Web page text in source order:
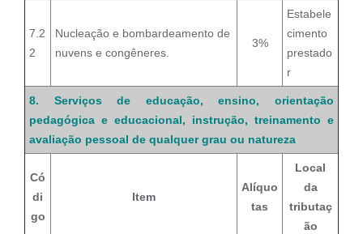
7.2
2
Nucleação e bombardeamento de
nuvens e congêneres.
3%
Estabele
cimento
prestado
r
8. Serviços de educação, ensino, orientação
pedagógica e educacional, instrução, treinamento e
avaliação pessoal de qualquer grau ou natureza
Có
di
go
Item
Alíquo
tas
Local
da
tributaç
ão